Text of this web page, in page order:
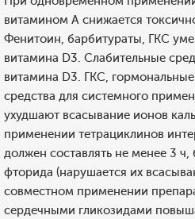
витамином А снижается
Фенитоин, барбитураты, ГКС
витамина D3. Слабительные
витамина D3. ГКС,
средства для системного
ухудшают всасывание ионов
применении тетрациклинов
должен составлять не менее 3
фторида (нарушается их
совместном применении
сердечными гликозидами